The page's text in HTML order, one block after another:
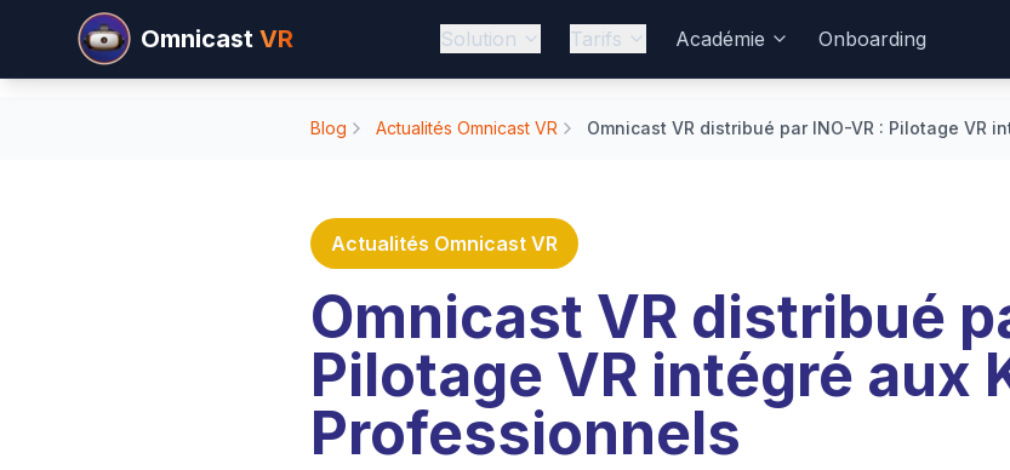
Omnicast VR Solution Tarifs Académie Onboarding
Blog Actualités Omnicast VR Omnicast VR distribué par INO-VR : Pilotage VR
Actualités Omnicast VR
Omnicast VR distribué
Pilotage VR intégré aux
Professionnels